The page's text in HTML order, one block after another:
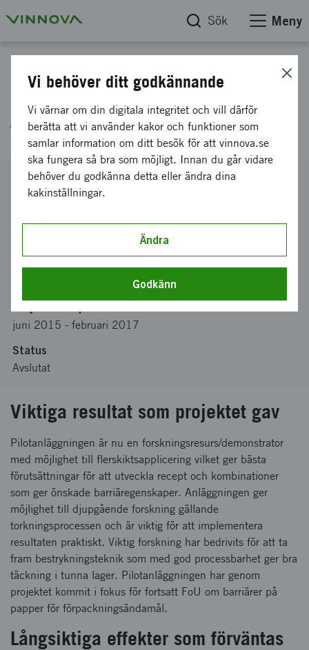
Sök Meny
Multipel applicering och
torkning av barriärfilm
Diarienummer
2015-01999
Koordinator
UMV Coating Systems Aktiebolag
Bidrag från Vinnova
juni 2015 - februari 2017
Status
Avslutat
Viktiga resultat som projektet gav
Pilotanläggningen är nu en forskningsresurs/demonstrator
med möjlighet till flerskiktsapplicering vilket ger bästa
förutsättningar för att utveckla recept och kombinationer
som ger önskade barriäregenskaper. Anläggningen ger
möjlighet till djupgående forskning gällande
torkningsprocessen och är viktig för att implementera
resultaten praktiskt. Viktig forskning har bedrivits för att ta
fram bestrykningsteknik som med god processbarhet ger bra
täckning i tunna lager. Pilotanläggningen har genom
projektet kommit i fokus för fortsatt FoU om barriärer på
papper för förpackningsändamål.
Långsiktiga effekter som förväntas
Vi behöver ditt godkännande
Vi värnar om din digitala integritet och vill därför
berätta att vi använder kakor och funktioner som
samlar information om ditt besök för att vinnova.se
ska fungera så bra som möjligt. Innan du går vidare
behöver du godkänna detta eller ändra dina
kakinställningar.
Ändra
Godkänn